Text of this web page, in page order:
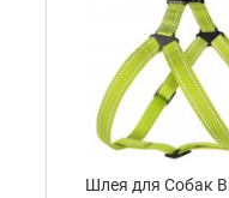
Шлея для Собак